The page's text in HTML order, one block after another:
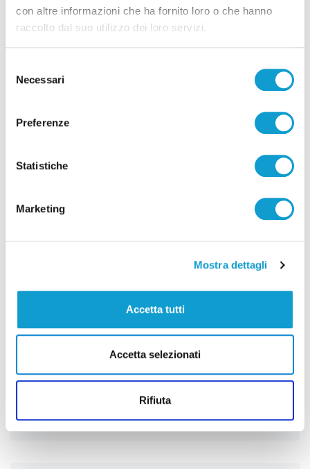
con altre informazioni che ha fornito loro o che hanno
raccolto dal suo utilizzo dei loro servizi.
delNecessari
Preferenze
Statistiche
Marketing
Mostra dettagli
Accetta tutti
Accetta selezionati
Rifiuta
Note: durata set 20’, 27’, 35’. Totale: 1h 22’. Civitanova:
60% (34%). Padova: errori al servizio 22, ace 3, muri 5,
Gargiulo.
un’abitazione, anziana salvata dai carabinieri
Successivo